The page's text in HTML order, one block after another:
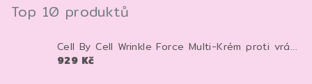
Top 10 produktů
Cell By Cell Wrinkle Force Multi-Krém proti vráskám 100 ml – anti-age krém pro zpevnění a hydrataci pleti
929 Kč